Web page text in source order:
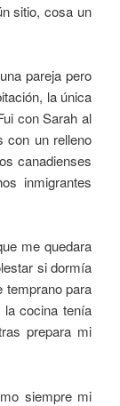
sitio, cosa un
pareja pero
la única
con Sarah al
con un relleno
canadienses
inmigrantes
me quedara
si dormía
temprano para
la cocina tenía
prepara mi
siempre mi